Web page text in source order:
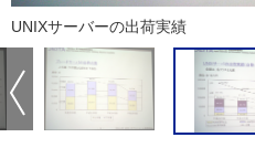
UNIXサーバーの出荷実績